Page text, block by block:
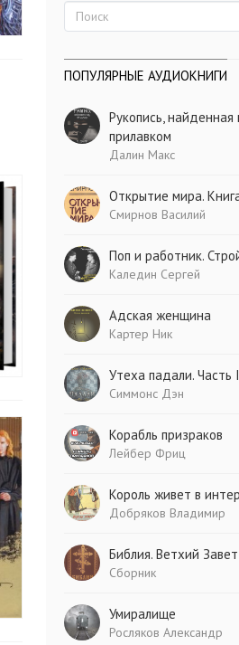
ПОПУЛЯРНЫЕ АУДИОКНИГИ
Рукопись, найденная
прилавком
Далин Макс
Открытие мира.
Смирнов Василий
Поп и работник.
Каледин Сергей
Адская женщина
Картер Ник
Утеха падали.
Симмонс Дэн
Корабль призраков
Лейбер Фриц
Король живет в
Добряков Владимир
Библия. Ветхий Завет
Сборник
Умиралище
Росляков Александр